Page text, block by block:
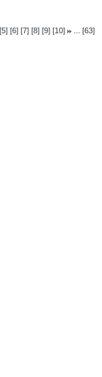
[5] [6] [7] [8] [9] [10] ... [63]